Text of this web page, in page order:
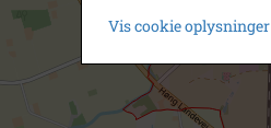
Vis cookie oplysninger